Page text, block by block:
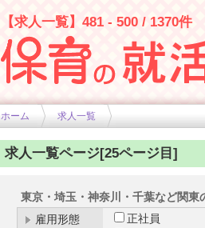
【求人一覧】481 - 500 / 1370件
ホーム 求人一覧
求人一覧ページ[25ページ目]
東京・埼玉・神奈川・千葉など関
雇用形態
正社員